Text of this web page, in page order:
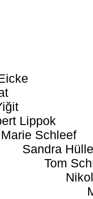
Lippok
Marie Schleef
Sandra
Tom